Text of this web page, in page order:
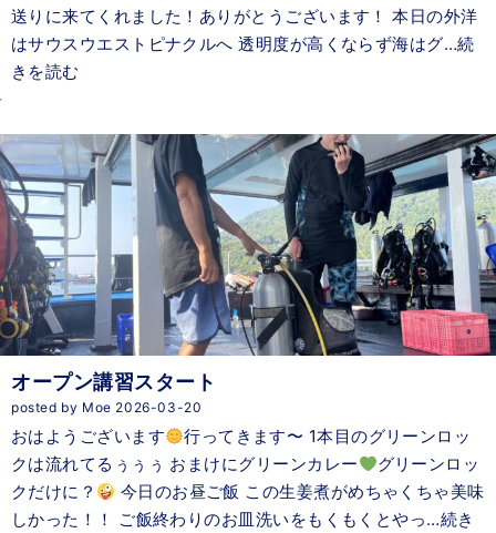
送りに来てくれました！ありがとうございます！ 本日の外洋
はサウスウエストピナクルへ 透明度が高くならず海はグ…続
きを読む
オープン講習スタート
posted by Moe 2026-03-20
おはようございます
行ってきます〜 1本目のグリーンロッ
クは流れてるぅぅぅ おまけにグリーンカレー
グリーンロッ
クだけに？
今日のお昼ご飯 この生姜煮がめちゃくちゃ美味
しかった！！ ご飯終わりのお皿洗いをもくもくとやっ…続き